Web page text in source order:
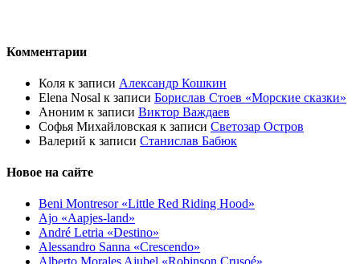
Комментарии
Коля к записи Александр Кошкин
Elena Nosal к записи Борислав Стоев «Морские сказки»
Аноним к записи Виктор Важдаев
Софья Михайловская к записи Светозар Остров
Валерий к записи Станислав Бабюк
Новое на сайте
Beni Montresor «Little Red Riding Hood»
Ajo «Aapjes-land»
André Letria «Destino»
Alessandro Sanna «Crescendo»